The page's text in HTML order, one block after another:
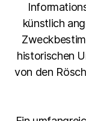
künstlich
historischen
von den